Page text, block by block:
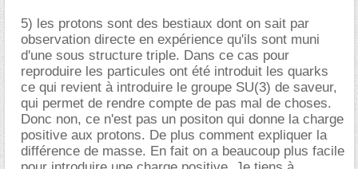
5) les protons sont des bestiaux dont on sait par
observation directe en expérience qu'ils sont muni
d'une sous structure triple. Dans ce cas pour
reproduire les particules ont été introduit les quarks
ce qui revient à introduire le groupe SU(3) de saveur,
qui permet de rendre compte de pas mal de choses.
Donc non, ce n'est pas un positon qui donne la charge
positive aux protons. De plus comment expliquer la
différence de masse. En fait on a beaucoup plus facile